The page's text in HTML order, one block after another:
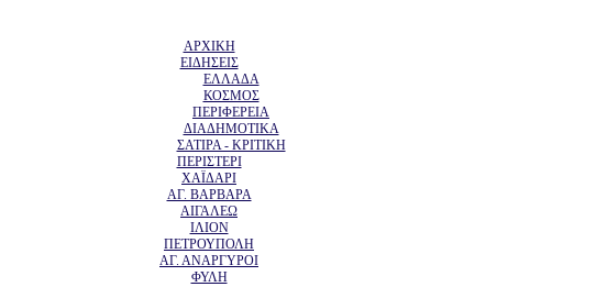
ΑΡΧΙΚΗ
ΕΙΔΗΣΕΙΣ
ΕΛΛΑΔΑ
ΚΟΣΜΟΣ
ΠΕΡΙΦΕΡΕΙΑ
ΔΙΑΔΗΜΟΤΙΚΑ
ΣΑΤΙΡΑ - ΚΡΙΤΙΚΗ
ΠΕΡΙΣΤΕΡΙ
ΧΑΪΔΑΡΙ
ΑΓ. ΒΑΡΒΑΡΑ
ΑΙΓΑΛΕΩ
ΙΛΙΟΝ
ΠΕΤΡΟΥΠΟΛΗ
ΑΓ. ΑΝΑΡΓΥΡΟΙ
ΦΥΛΗ